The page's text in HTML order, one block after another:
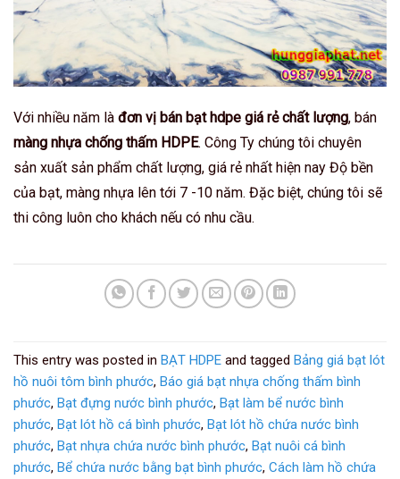
Với nhiều năm là đơn vị bán bạt hdpe giá rẻ chất lượng, bán
màng nhựa chống thấm HDPE. Công Ty chúng tôi chuyên
sản xuất sản phẩm chất lượng, giá rẻ nhất hiện nay Độ bền
của bạt, màng nhựa lên tới 7 -10 năm. Đặc biệt, chúng tôi sẽ
thi công luôn cho khách nếu có nhu cầu.
This entry was posted in BẠT HDPE and tagged Bảng giá bạt lót
hồ nuôi tôm bình phước, Báo giá bạt nhựa chống thấm bình
phước, Bạt đựng nước bình phước, Bạt làm bể nước bình
phước, Bạt lót hồ cá bình phước, Bạt lót hồ chứa nước bình
phước, Bạt nhựa chứa nước bình phước, Bạt nuôi cá bình
phước, Bể chứa nước bằng bạt bình phước, Cách làm hồ chứa